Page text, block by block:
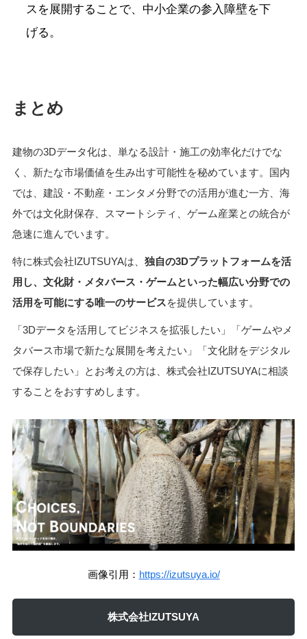
スを展開することで、中小企業の参入障壁を下
げる。
まとめ
建物の3Dデータ化は、単なる設計・施工の効率化だけでな
く、新たな市場価値を生み出す可能性を秘めています。国内
では、建設・不動産・エンタメ分野での活用が進む一方、海
外では文化財保存、スマートシティ、ゲーム産業との統合が
急速に進んでいます。
特に株式会社IZUTSUYAは、 独自の3Dプラットフォームを活
用し、文化財・メタバース・ゲームといった幅広い分野での
活用を可能にする唯一のサービスを提供しています。
「3Dデータを活用してビジネスを拡張したい」「ゲームやメ
タバース市場で新たな展開を考えたい」「文化財をデジタル
で保存したい」とお考えの方は、株式会社IZUTSUYAに相談
することをおすすめします。
画像引用： https://izutsuya.io/
株式会社IZUTSUYA